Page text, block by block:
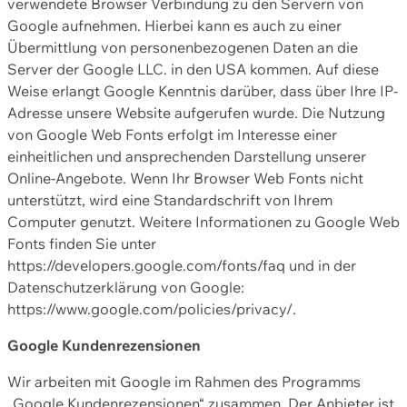
verwendete Browser Verbindung zu den Servern von
Google aufnehmen. Hierbei kann es auch zu einer
Übermittlung von personenbezogenen Daten an die
Server der Google LLC. in den USA kommen. Auf diese
Weise erlangt Google Kenntnis darüber, dass über Ihre IP-
Adresse unsere Website aufgerufen wurde. Die Nutzung
von Google Web Fonts erfolgt im Interesse einer
einheitlichen und ansprechenden Darstellung unserer
Online-Angebote. Wenn Ihr Browser Web Fonts nicht
unterstützt, wird eine Standardschrift von Ihrem
Computer genutzt. Weitere Informationen zu Google Web
Fonts finden Sie unter
https://developers.google.com/fonts/faq und in der
Datenschutzerklärung von Google:
https://www.google.com/policies/privacy/.
Google Kundenrezensionen
Wir arbeiten mit Google im Rahmen des Programms